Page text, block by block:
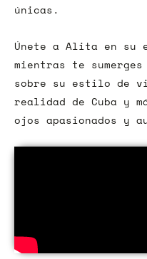
únicas.
Únete a Alita en su
mientras te sumerges
sobre su estilo de
realidad de Cuba y
ojos apasionados y